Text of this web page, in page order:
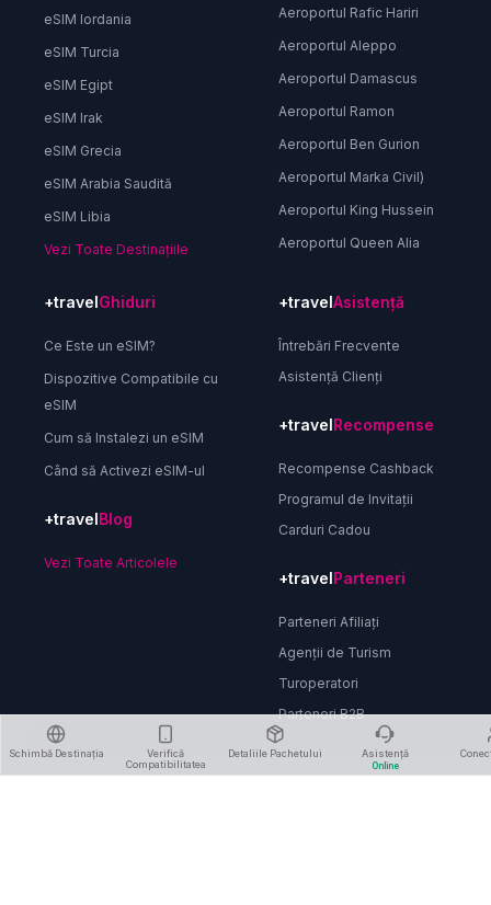
eSIM Iordania
eSIM Turcia
eSIM Egipt
eSIM Irak
eSIM Grecia
eSIM Arabia Saudită
eSIM Libia
Vezi Toate Destinațiile
Aeroportul Rafic Hariri
Aeroportul Aleppo
Aeroportul Damascus
Aeroportul Ramon
Aeroportul Ben Gurion
Aeroportul Marka Civil)
Aeroportul King Hussein
Aeroportul Queen Alia
+travelGhiduri
Ce Este un eSIM?
Dispozitive Compatibile cu
eSIM
Cum să Instalezi un eSIM
Când să Activezi eSIM-ul
+travelBlog
Vezi Toate Articolele
+travelAsistență
Întrebări Frecvente
Asistență Clienți
+travelRecompense
Recompense Cashback
Programul de Invitații
Carduri Cadou
+travelParteneri
Parteneri Afiliați
Agenții de Turism
Turoperatori
Parteneri B2B
Schimbă Destinația
Verifică
Compatibilitatea
Detaliile Pachetului Asistență
Online